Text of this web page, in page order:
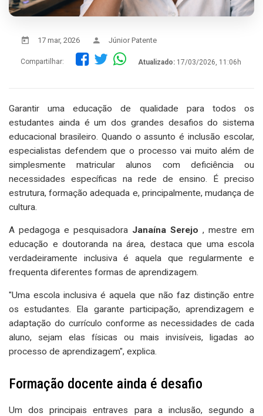
17 mar, 2026 Júnior Patente
Compartilhar: Atualizado: 17/03/2026, 11:06h
Garantir uma educação de qualidade para todos os
estudantes ainda é um dos grandes desafios do sistema
educacional brasileiro. Quando o assunto é inclusão escolar,
especialistas defendem que o processo vai muito além de
simplesmente matricular alunos com deficiência ou
necessidades específicas na rede de ensino. É preciso
estrutura, formação adequada e, principalmente, mudança de
cultura.
A pedagoga e pesquisadora Janaína Serejo , mestre em
educação e doutoranda na área, destaca que uma escola
verdadeiramente inclusiva é aquela que regularmente e
frequenta diferentes formas de aprendizagem.
"Uma escola inclusiva é aquela que não faz distinção entre
os estudantes. Ela garante participação, aprendizagem e
adaptação do currículo conforme as necessidades de cada
aluno, sejam elas físicas ou mais invisíveis, ligadas ao
processo de aprendizagem", explica.
Formação docente ainda é desafio
Um dos principais entraves para a inclusão, segundo a